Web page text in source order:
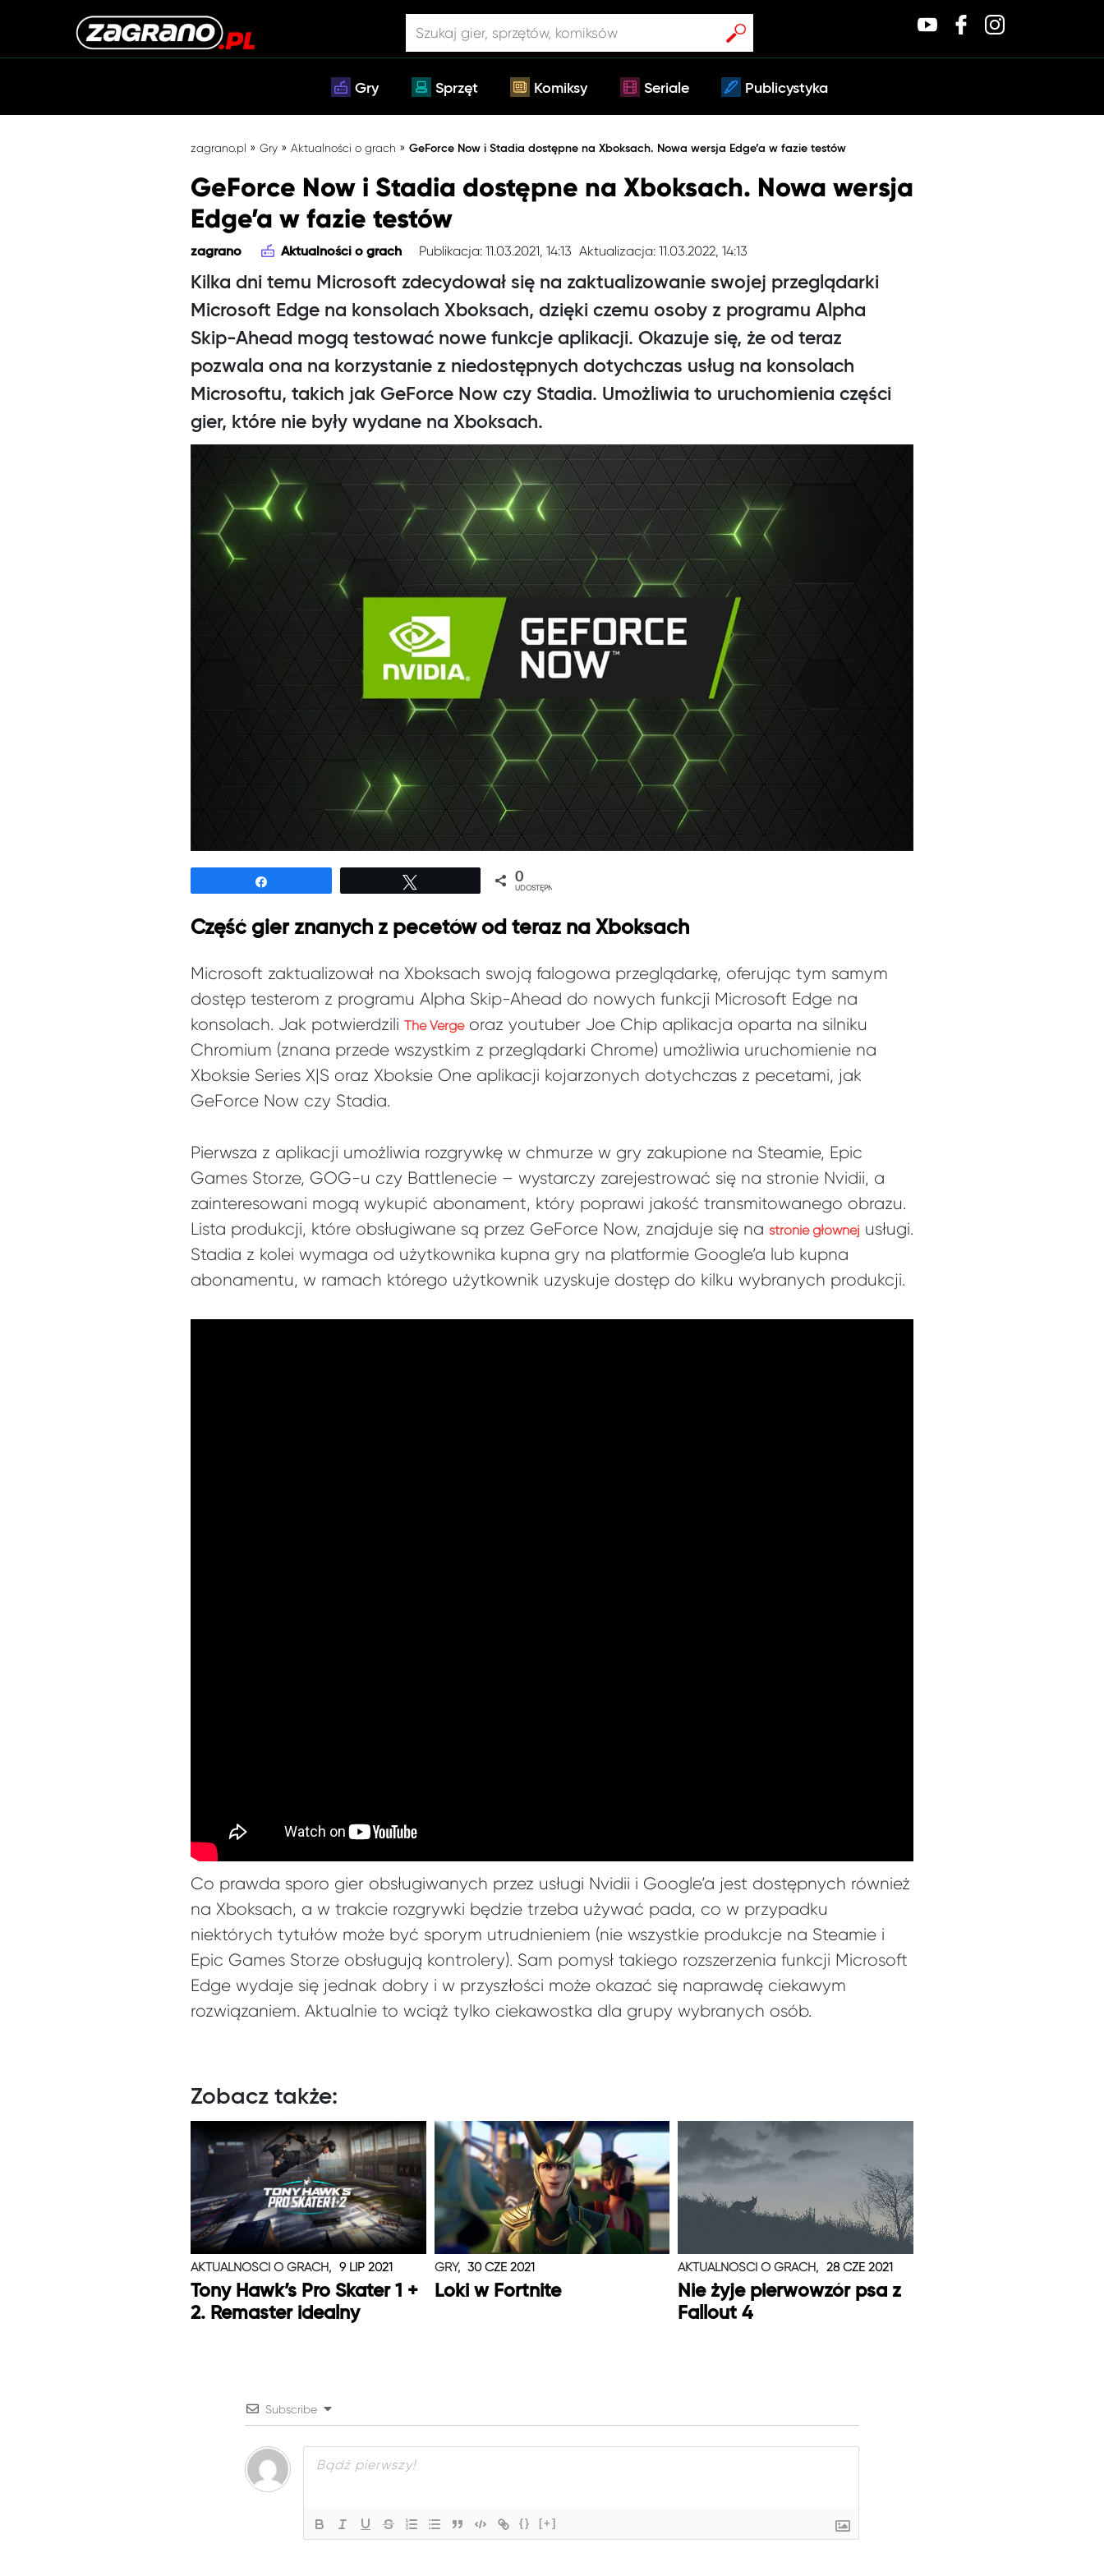
Gry Sprzęt Komiksy Seriale Publicystyka
zagrano.pl » Gry » Aktualności o grach » GeForce Now i Stadia dostępne na Xboksach. Nowa wersja Edge’a w fazie testów
GeForce Now i Stadia dostępne na Xboksach. Nowa wersja
Edge’a w fazie testów
zagrano Aktualności o grach Publikacja: 11.03.2021, 14:13 Aktualizacja: 11.03.2022, 14:13
Kilka dni temu Microsoft zdecydował się na zaktualizowanie swojej przeglądarki
Microsoft Edge na konsolach Xboksach, dzięki czemu osoby z programu Alpha
Skip-Ahead mogą testować nowe funkcje aplikacji. Okazuje się, że od teraz
pozwala ona na korzystanie z niedostępnych dotychczas usług na konsolach
Microsoftu, takich jak GeForce Now czy Stadia. Umożliwia to uruchomienia części
gier, które nie były wydane na Xboksach.
0
UDOSTĘPNIEŃ
Część gier znanych z pecetów od teraz na Xboksach
Microsoft zaktualizował na Xboksach swoją falogowa przeglądarkę, oferując tym samym
dostęp testerom z programu Alpha Skip-Ahead do nowych funkcji Microsoft Edge na
konsolach. Jak potwierdzili The Vergeoraz youtuber Joe Chip aplikacja oparta na silniku
Chromium (znana przede wszystkim z przeglądarki Chrome) umożliwia uruchomienie na
Xboksie Series X|S oraz Xboksie One aplikacji kojarzonych dotychczas z pecetami, jak
GeForce Now czy Stadia.
Pierwsza z aplikacji umożliwia rozgrywkę w chmurze w gry zakupione na Steamie, Epic
Games Storze, GOG-u czy Battlenecie – wystarczy zarejestrować się na stronie Nvidii, a
zainteresowani mogą wykupić abonament, który poprawi jakość transmitowanego obrazu.
Lista produkcji, które obsługiwane są przez GeForce Now, znajduje się na stronie głównej usługi.
Stadia z kolei wymaga od użytkownika kupna gry na platformie Google’a lub kupna
abonamentu, w ramach którego użytkownik uzyskuje dostęp do kilku wybranych produkcji.
Co prawda sporo gier obsługiwanych przez usługi Nvidii i Google’a jest dostępnych również
na Xboksach, a w trakcie rozgrywki będzie trzeba używać pada, co w przypadku
niektórych tytułów może być sporym utrudnieniem (nie wszystkie produkcje na Steamie i
Epic Games Storze obsługują kontrolery). Sam pomysł takiego rozszerzenia funkcji Microsoft
Edge wydaje się jednak dobry i w przyszłości może okazać się naprawdę ciekawym
rozwiązaniem. Aktualnie to wciąż tylko ciekawostka dla grupy wybranych osób.
Zobacz także:
AKTUALNOŚCI O GRACH, 9 LIP 2021
Tony Hawk’s Pro Skater 1 +
2. Remaster idealny
GRY, 30 CZE 2021
Loki w Fortnite
AKTUALNOŚCI O GRACH, 28 CZE 2021
Nie żyje pierwowzór psa z
Fallout 4
Subscribe
{} [+]